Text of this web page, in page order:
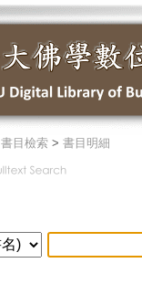
書目檢索 > 書目明細